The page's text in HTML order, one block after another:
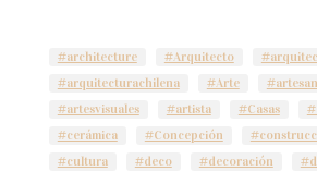
#architecture #Arquitecto
#arquitecturachilena
#Arte
#artesvisuales
#artista #Casas
#cerámica
#Concepción
#cultura
#deco #decoración